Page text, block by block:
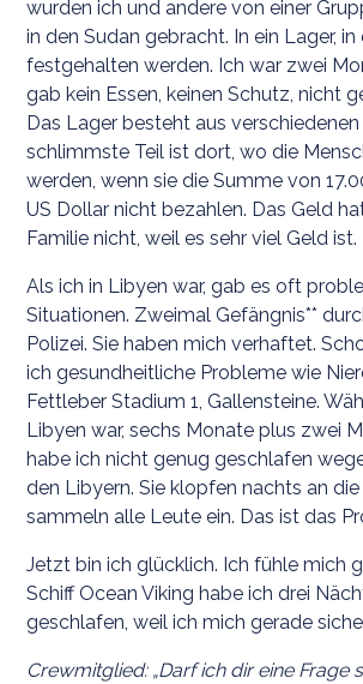
wurden ich und andere von einer
in den Sudan gebracht. In ein Lager,
festgehalten werden. Ich war zwei
gab kein Essen, keinen Schutz, nicht
Das Lager besteht aus verschiedenen
schlimmste Teil ist dort, wo die
werden, wenn sie die Summe von
US Dollar nicht bezahlen. Das Geld
Familie nicht, weil es sehr viel Geld ist.
Als ich in Libyen war, gab es oft
Situationen. Zweimal Gefängnis**
Polizei. Sie haben mich verhaftet.
ich gesundheitliche Probleme wie
Fettleber Stadium 1, Gallensteine.
Libyen war, sechs Monate plus zwei
habe ich nicht genug geschlafen
den Libyern. Sie klopfen nachts an
sammeln alle Leute ein. Das ist das
Jetzt bin ich glücklich. Ich fühle mich
Schiff Ocean Viking habe ich drei
geschlafen, weil ich mich gerade
Crewmitglied: „Darf ich dir eine Frage